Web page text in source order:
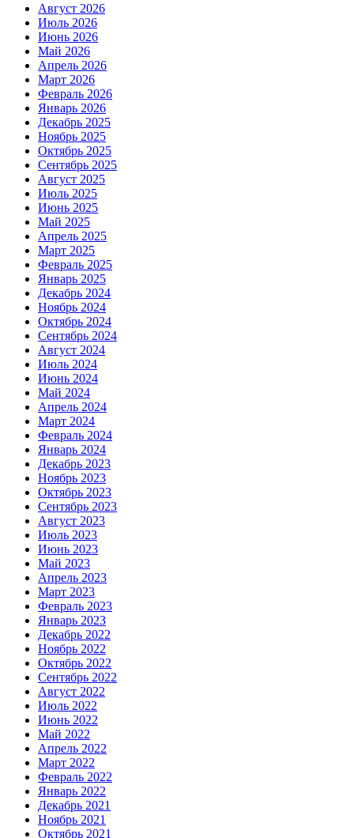
Август 2026
Июль 2026
Июнь 2026
Май 2026
Апрель 2026
Март 2026
Февраль 2026
Январь 2026
Декабрь 2025
Ноябрь 2025
Октябрь 2025
Сентябрь 2025
Август 2025
Июль 2025
Июнь 2025
Май 2025
Апрель 2025
Март 2025
Февраль 2025
Январь 2025
Декабрь 2024
Ноябрь 2024
Октябрь 2024
Сентябрь 2024
Август 2024
Июль 2024
Июнь 2024
Май 2024
Апрель 2024
Март 2024
Февраль 2024
Январь 2024
Декабрь 2023
Ноябрь 2023
Октябрь 2023
Сентябрь 2023
Август 2023
Июль 2023
Июнь 2023
Май 2023
Апрель 2023
Март 2023
Февраль 2023
Январь 2023
Декабрь 2022
Ноябрь 2022
Октябрь 2022
Сентябрь 2022
Август 2022
Июль 2022
Июнь 2022
Май 2022
Апрель 2022
Март 2022
Февраль 2022
Январь 2022
Декабрь 2021
Ноябрь 2021
Октябрь 2021